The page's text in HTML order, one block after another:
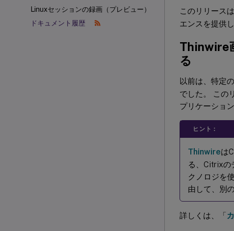
Linuxセッションの録画（プレビュー）
ドキュメント履歴
このリリース
エンスを提供
Thinwire
る
以前は、特定
でした。 この
プリケーショ
ヒント：
Thinwireは
る、Citrixの
クノロジを
由して、別
詳しくは、「